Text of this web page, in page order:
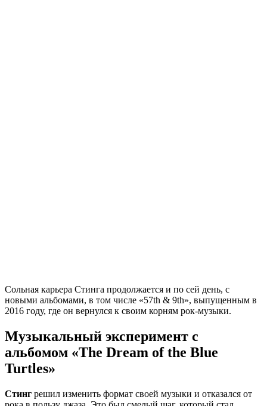
Сольная карьера Стинга продолжается и по сей день, с
новыми альбомами, в том числе «57th & 9th», выпущенным в
2016 году, где он вернулся к своим корням рок-музыки.
Музыкальный эксперимент с
альбомом «The Dream of the Blue
Turtles»
Стинг решил изменить формат своей музыки и отказался от